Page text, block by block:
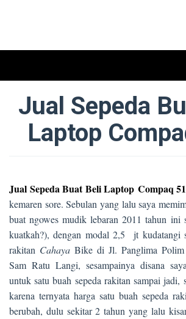
Jual Sepeda
Laptop
Jual Sepeda Buat Beli Laptop Compaq
kemaren sore. Sebulan yang lalu saya
buat ngowes mudik lebaran 2011 tahun
kuatkah?), dengan modal 2,5 jt kudatangi
rakitan Cahaya Bike di Jl. Panglima Polim
Sam Ratu Langi, sesampainya disana
untuk satu buah sepeda rakitan sampai jadi,
karena ternyata harga satu buah sepeda
berubah, dulu sekitar 2 tahun yang lalu